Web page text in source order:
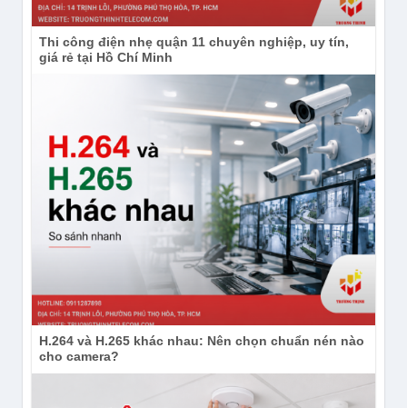
Thi công điện nhẹ quận 11 chuyên nghiệp, uy tín,
giá rẻ tại Hồ Chí Minh
H.264 và H.265 khác nhau: Nên chọn chuẩn nén nào
cho camera?